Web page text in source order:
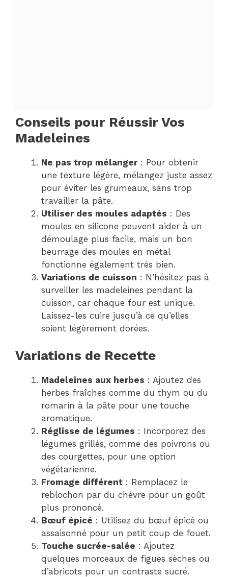
Conseils pour Réussir Vos
Madeleines
Ne pas trop mélanger: Pour obtenir
une texture légère, mélangez juste assez
pour éviter les grumeaux, sans trop
travailler la pâte.
Utiliser des moules adaptés : Des
moules en silicone peuvent aider à un
démoulage plus facile, mais un bon
beurrage des moules en métal
fonctionne également très bien.
Variations de cuisson : N’hésitez pas à
surveiller les madeleines pendant la
cuisson, car chaque four est unique.
Laissez-les cuire jusqu’à ce qu’elles
soient légèrement dorées.
Variations de Recette
Madeleines aux herbes : Ajoutez des
herbes fraîches comme du thym ou du
romarin à la pâte pour une touche
aromatique.
Réglisse de légumes : Incorporez des
légumes grillés, comme des poivrons ou
des courgettes, pour une option
végétarienne.
Fromage différent : Remplacez le
reblochon par du chèvre pour un goût
plus prononcé.
Bœuf épicé : Utilisez du bœuf épicé ou
assaisonné pour un petit coup de fouet.
Touche sucrée-salée : Ajoutez
quelques morceaux de figues sèches ou
d’abricots pour un contraste sucré.